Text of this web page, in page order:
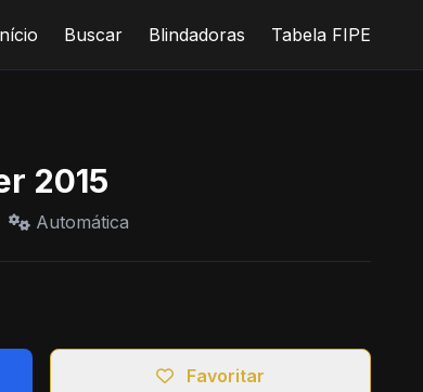
Buscar Blindadoras Tabela FIPE
2015
Automática
Favoritar